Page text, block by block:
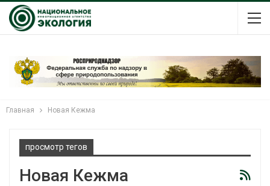
Главная Новая Кежма
просмотр тегов
Новая Кежма